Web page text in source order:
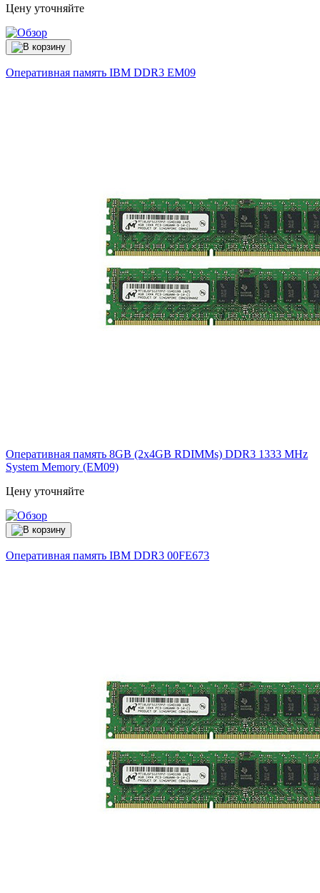
Цену уточняйте
Оперативная память IBM DDR3 EM09
Оперативная память 8GB (2x4GB RDIMMs) DDR3 1333 MHz
System Memory (EM09)
Цену уточняйте
Оперативная память IBM DDR3 00FE673